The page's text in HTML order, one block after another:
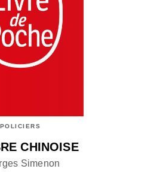
POLICIERS
CHINOISE
Simenon